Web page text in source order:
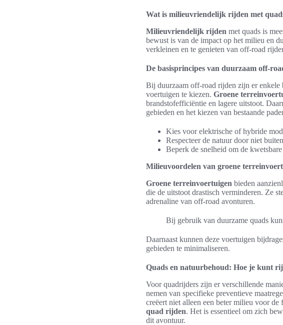
Wat is milieuvriendelijk rijden met
Milieuvriendelijk rijden met quads is
bewust is van de impact op het milieu en
verkleinen en te genieten van off-road
De basisprincipes van duurzaam off-
Bij duurzaam off-road rijden zijn er enkele
voertuigen te kiezen. Groene
brandstofefficiëntie en lagere uitstoot.
gebieden en het kiezen van bestaande
Kies voor elektrische of hybride
Respecteer de natuur door niet
Beperk de snelheid om de
Milieuvoordelen van groene
Groene terreinvoertuigen bieden
die de uitstoot drastisch verminderen. Ze
adrenaline van off-road avonturen.
Bij gebruik van duurzame quads
Daarnaast kunnen deze voertuigen
gebieden te minimaliseren.
Quads en natuurbehoud: Hoe je kunt
Voor quadrijders zijn er verschillende
nemen van specifieke preventieve
creëert niet alleen een beter milieu voor
quad rijden. Het is essentieel om zich
dit avontuur.